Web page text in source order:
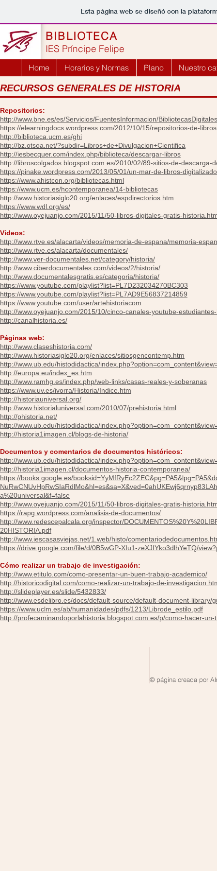
Esta página web se diseñó con la
BIBLIOTECA
IES Príncipe Felipe
Home Horarios y Normas Plano Nuestro
RECURSOS GENERALES DE HISTORIA
Repositorios:
http://www.bne.es/es/Servicios/FuentesInformacion/
https://elearningdocs.wordpress.com/2012/10/15/repositorios-de-
http://biblioteca.ucm.es/ghi
http://bz.otsoa.net/?subdir=Libros+de+Divulgacion+Cientifica
http://iesbecquer.com/index.php/biblioteca/descargar-libros
http://libroscolgados.blogspot.com.es/2010/02/89-sitios-de-descarga-
https://pinake.wordpress.com/2013/05/01/un-mar-de-libros-
https://www.ahistcon.org/bibliotecas.html
https://www.ucm.es/hcontemporanea/14-bibliotecas
http://www.historiasiglo20.org/enlaces/espdirectorios.htm
https://www.wdl.org/es/
http://www.oyejuanjo.com/2015/11/50-libros-digitales-gratis-
Videos:
http://www.rtve.es/alacarta/videos/memoria-de-espana/memoria-
http://www.rtve.es/alacarta/documentales/
http://www.ver-documentales.net/category/historia/
http://www.ciberdocumentales.com/videos/2/historia/
http://www.documentalesgratis.es/categoria/historia/
https://www.youtube.com/playlist?list=PL7D232034270BC303
https://www.youtube.com/playlist?list=PL7AD9E56837214859
https://www.youtube.com/user/artehistoriacom
http://www.oyejuanjo.com/2015/10/cinco-canales-youtube-
http://canalhistoria.es/
Páginas web:
http://www.claseshistoria.com/
http://www.historiasiglo20.org/enlaces/sitiosgencontemp.htm
http://www.ub.edu/histodidactica/
http://europa.eu/index_es.htm
http://www.ramhg.es/index.php/web-links/casas-reales-y-soberanas
https://www.uv.es/ivorra/Historia/Indice.htm
http://historiauniversal.org/
http://www.historialuniversal.com/2010/07/prehistoria.html
http://phistoria.net/
http://www.ub.edu/histodidactica/
http://historia1imagen.cl/blogs-de-historia/
Documentos y comentarios de documentos históricos:
http://www.ub.edu/histodidactica/
http://historia1imagen.cl/documentos-historia-contemporanea/
https://books.google.es/
a%20universal&f=false
http://www.oyejuanjo.com/2015/11/50-libros-digitales-gratis-
https://rapg.wordpress.com/analisis-de-documentos/
http://www.redescepalcala.org/inspector/
20HISTORIA.pdf
http://www.iescasasviejas.net/1.web/histo/
https://drive.google.com/file/d/0B5wGP-XIu1-zeXJIYko3dlhYeTQ/
Cómo realizar un trabajo de investigación:
http://www.etitulo.com/como-presentar-un-buen-trabajo-academico/
http://historicodigital.com/como-realizar-un-trabajo-de-
http://slideplayer.es/slide/5432833/
http://www.esdelibro.es/docs/default-source/default-document-library/
https://www.uclm.es/ab/humanidades/pdfs/1213/Librode_estilo.pdf
http://profecaminandoporlahistoria.blogspot.com.es/p/como-hacer-
© página creada por